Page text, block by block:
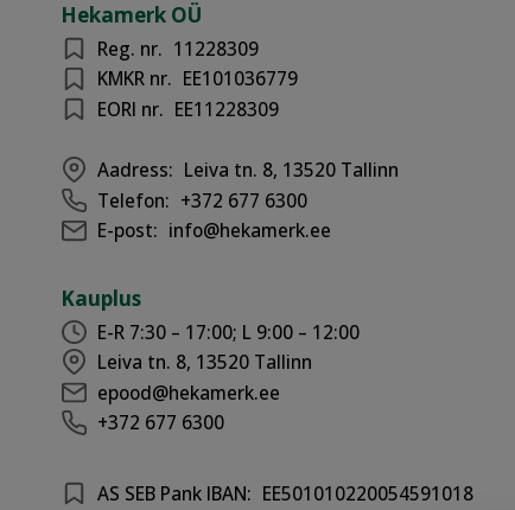
Hekamerk OÜ
Reg. nr. 11228309
KMKR nr. EE101036779
EORI nr. EE11228309
Aadress: Leiva tn. 8, 13520 Tallinn
Telefon: +372 677 6300
E-post: info@hekamerk.ee
Kauplus
E-R 7:30 – 17:00; L 9:00 – 12:00
Leiva tn. 8, 13520 Tallinn
epood@hekamerk.ee
+372 677 6300
AS SEB Pank IBAN: EE501010220054591018